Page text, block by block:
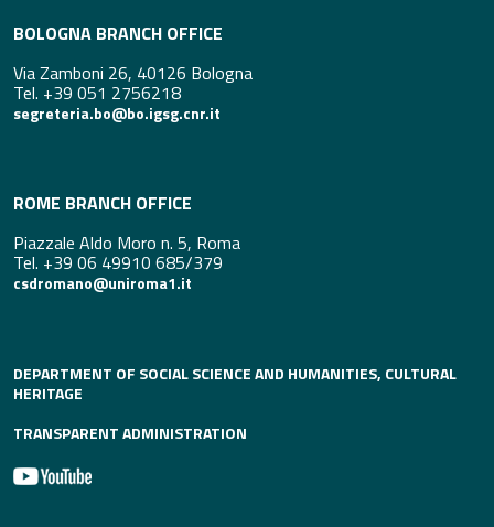
BOLOGNA BRANCH OFFICE
Via Zamboni 26, 40126 Bologna
Tel. +39 051 2756218
segreteria.bo@bo.igsg.cnr.it
ROME BRANCH OFFICE
Piazzale Aldo Moro n. 5, Roma
Tel. +39 06 49910 685/379
csdromano@uniroma1.it
DEPARTMENT OF SOCIAL SCIENCE AND HUMANITIES, CULTURAL
HERITAGE
TRANSPARENT ADMINISTRATION